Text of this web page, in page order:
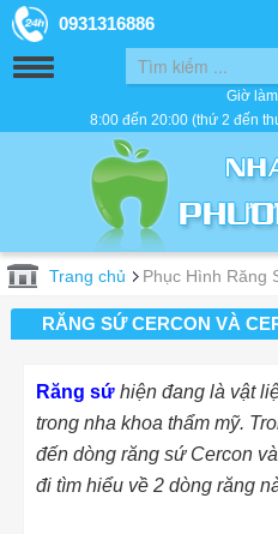
0931316886
Giờ
8:00 đến 20:00 (thứ 2 đến
Trang chủ Phục Hình Răng
RĂNG SỨ CERCON VÀ
Răng sứhiện đang là vật
trong nha khoa thẩm mỹ.
đến dòng răng sứ Cercon
đi tìm hiểu về 2 dòng răng